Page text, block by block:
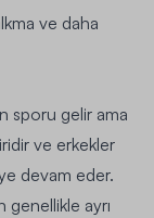
ve daha
sporu gelir ama
ve erkekler
devam eder.
genellikle ayrı